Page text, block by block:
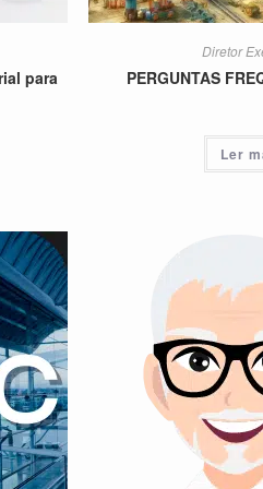
para
Diretor
PERGUNTAS
Ler